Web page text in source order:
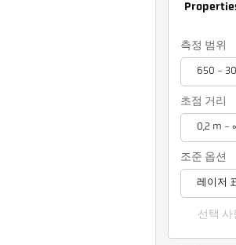
측정 범위
650 -
초점 거리
0,2 m -
조준 옵션
레이저
선택 사